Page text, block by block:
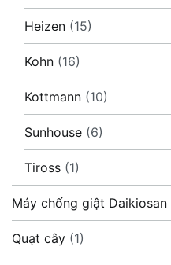
Heizen (15)
Kohn (16)
Kottmann (10)
Sunhouse (6)
Tiross (1)
Máy chống giật Daikiosan
Quạt cây (1)